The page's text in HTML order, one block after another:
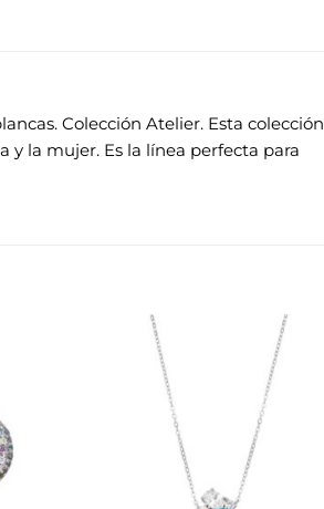
Colección Atelier. Esta colección
y la mujer. Es la línea perfecta para
deseos